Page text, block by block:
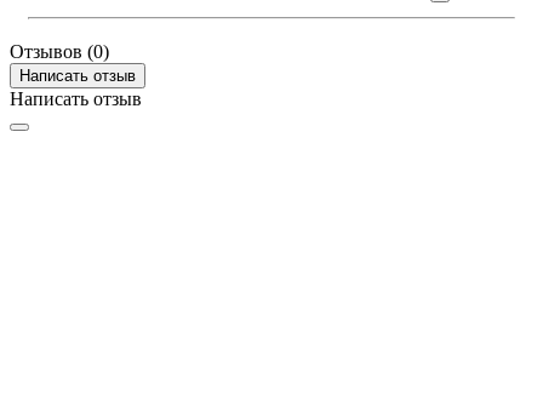
Отзывов (0)
Написать отзыв
Написать отзыв